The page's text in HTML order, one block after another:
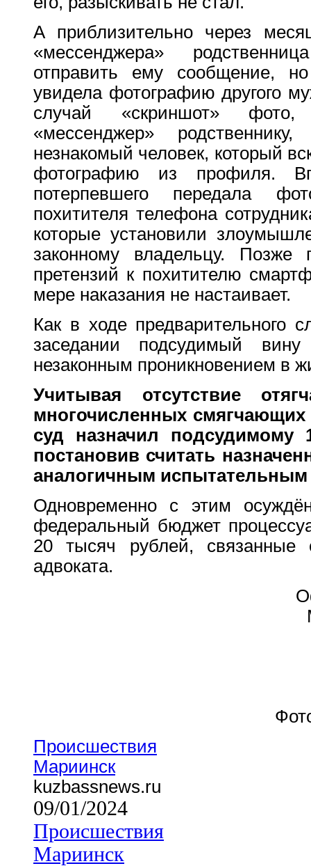
А приблизительно через
«мессенджера»
отправить ему сообщение,
увидела фотографию другого
случай «скриншот»
«мессенджер»
незнакомый человек, который
фотографию из профиля.
потерпевшего передала
похитителя телефона
которые установили
законному владельцу. Позже
претензий к похитителю
мере наказания не настаивает.
Как в ходе предварительного
заседании подсудимый
незаконным проникновением в
Учитывая отсутствие
многочисленных смягчающих
суд назначил подсудимому
постановив считать
аналогичным испытательным
Одновременно с этим
федеральный бюджет
20 тысяч рублей, связанные
адвоката.
Происшествия
Мариинск
kuzbassnews.ru
09/01/2024
Происшествия
Мариинск